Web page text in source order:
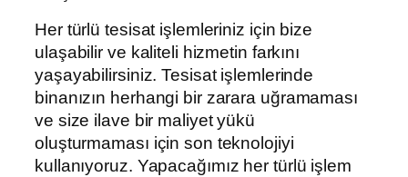
Her türlü tesisat işlemleriniz için bize
ulaşabilir ve kaliteli hizmetin farkını
yaşayabilirsiniz. Tesisat işlemlerinde
binanızın herhangi bir zarara uğramaması
ve size ilave bir maliyet yükü
oluşturmaması için son teknolojiyi
kullanıyoruz. Yapacağımız her türlü işlem